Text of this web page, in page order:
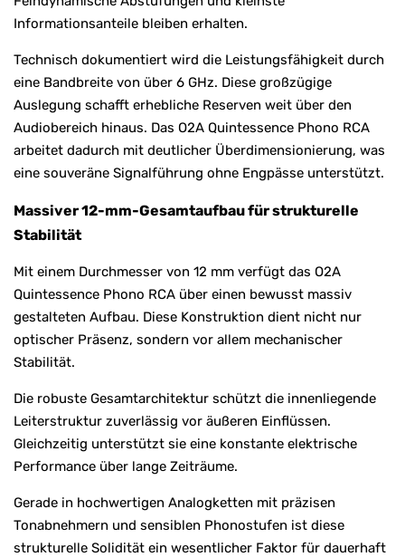
Informationsanteile bleiben erhalten.
Technisch dokumentiert wird die Leistungsfähigkeit durch
eine Bandbreite von über 6 GHz. Diese großzügige
Auslegung schafft erhebliche Reserven weit über den
Audiobereich hinaus. Das O2A Quintessence Phono RCA
arbeitet dadurch mit deutlicher Überdimensionierung, was
eine souveräne Signalführung ohne Engpässe unterstützt.
Massiver 12-mm-Gesamtaufbau für strukturelle
Stabilität
Mit einem Durchmesser von 12 mm verfügt das O2A
Quintessence Phono RCA über einen bewusst massiv
gestalteten Aufbau. Diese Konstruktion dient nicht nur
optischer Präsenz, sondern vor allem mechanischer
Stabilität.
Die robuste Gesamtarchitektur schützt die innenliegende
Leiterstruktur zuverlässig vor äußeren Einflüssen.
Gleichzeitig unterstützt sie eine konstante elektrische
Performance über lange Zeiträume.
Gerade in hochwertigen Analogketten mit präzisen
Tonabnehmern und sensiblen Phonostufen ist diese
strukturelle Solidität ein wesentlicher Faktor für dauerhaft